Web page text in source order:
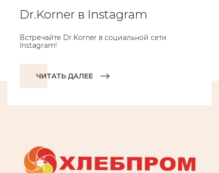
Dr.Korner в Instagram
Встречайте Dr.Korner в социальной сети
Instagram!
ЧИТАТЬ ДАЛЕЕ